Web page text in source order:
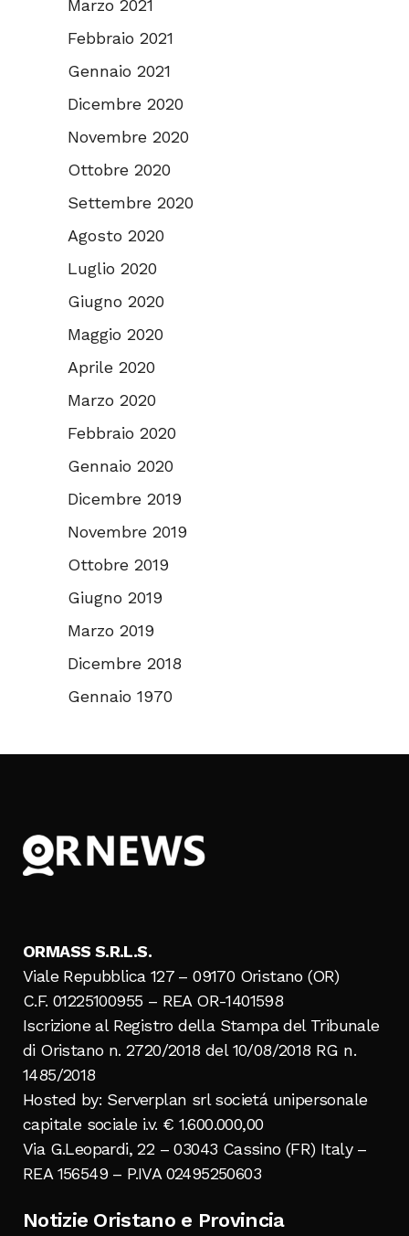
Marzo 2021
Febbraio 2021
Gennaio 2021
Dicembre 2020
Novembre 2020
Ottobre 2020
Settembre 2020
Agosto 2020
Luglio 2020
Giugno 2020
Maggio 2020
Aprile 2020
Marzo 2020
Febbraio 2020
Gennaio 2020
Dicembre 2019
Novembre 2019
Ottobre 2019
Giugno 2019
Marzo 2019
Dicembre 2018
Gennaio 1970
ORMASS S.R.L.S.
Viale Repubblica 127 – 09170 Oristano (OR)
C.F. 01225100955 – REA OR-1401598
Iscrizione al Registro della Stampa del Tribunale
di Oristano n. 2720/2018 del 10/08/2018 RG n.
1485/2018
Hosted by: Serverplan srl societá unipersonale
capitale sociale i.v. € 1.600.000,00
Via G.Leopardi, 22 – 03043 Cassino (FR) Italy –
REA 156549 – P.IVA 02495250603
Notizie Oristano e Provincia